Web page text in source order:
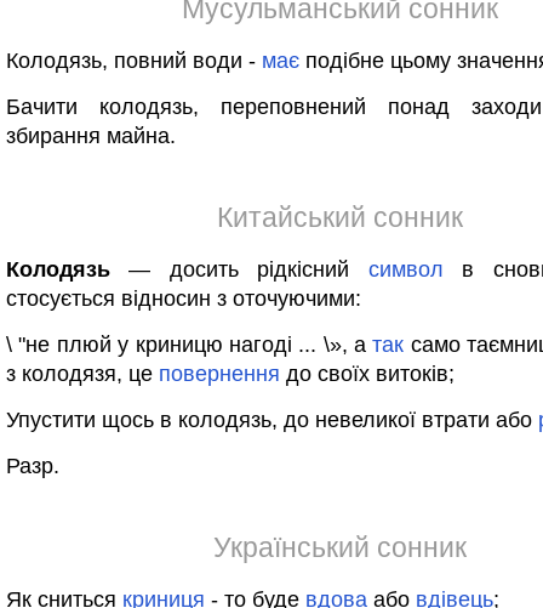
Мусульманський сонник
Колодязь, повний води - має подібне цьому
Бачити колодязь, переповнений понад
збирання майна.
Китайський сонник
Колодязь — досить рідкісний символ в
стосується відносин з оточуючими:
\ "не плюй у криницю нагоді ... \», атак само
з колодязя, це повернення до своїх витоків;
Упустити щось в колодязь, до невеликої втрати або
Разр.
Український сонник
Як сниться криниця - то буде вдова або вдівець;